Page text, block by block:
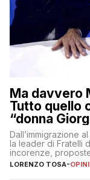
Ma davvero
Tutto quello
“donna
Dall’immigrazione
la leader di Fratelli
incorenze,
nessuno – a destra
LORENZO TOSA-